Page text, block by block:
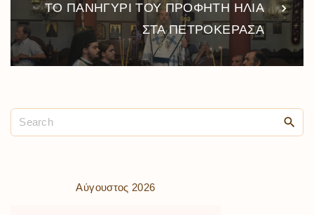
ΤΟ ΠΑΝΗΓΥΡΙ ΤΟΥ ΠΡΟΦΗΤΗ ΗΛΙΑ
ΣΤΑ ΠΕΤΡΟΚΕΡΑΣΑ
Αύγουστος 2026